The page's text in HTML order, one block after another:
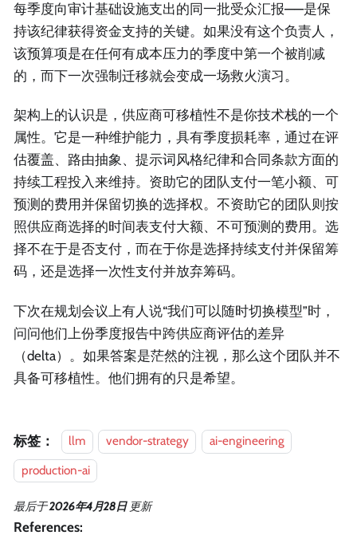
每季度向审计基础设施支出的同一批受众汇报——是保
持该纪律获得资金支持的关键。如果没有这个负责人，
该预算项是在任何有成本压力的季度中第一个被削减
的，而下一次强制迁移就会变成一场救火演习。
架构上的认识是，供应商可移植性不是你技术栈的一个
属性。它是一种维护能力，具有季度损耗率，通过在评
估覆盖、路由抽象、提示词风格纪律和合同条款方面的
持续工程投入来维持。资助它的团队支付一笔小额、可
预测的费用并保留切换的选择权。不资助它的团队则按
照供应商选择的时间表支付大额、不可预测的费用。选
择不在于是否支付，而在于你是选择持续支付并保留筹
码，还是选择一次性支付并放弃筹码。
下次在规划会议上有人说“我们可以随时切换模型”时，
问问他们上份季度报告中跨供应商评估的差异
（delta）。如果答案是茫然的注视，那么这个团队并不
具备可移植性。他们拥有的只是希望。
标签： llm vendor-strategy
ai-engineering
production-ai
最后于2026年4月28日 更新
References: